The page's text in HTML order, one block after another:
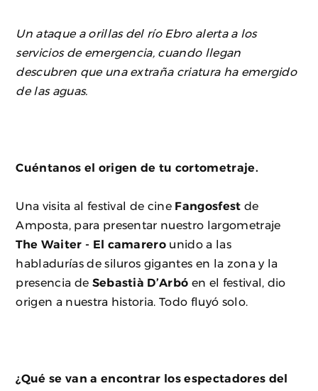
Un ataque a orillas del río Ebro alerta a los
servicios de emergencia, cuando llegan
descubren que una extraña criatura ha emergido
de las aguas.
Cuéntanos el origen de tu cortometraje.
Una visita al festival de cine Fangosfest de
Amposta, para presentar nuestro largometraje
The Waiter - El camarero unido a las
habladurías de siluros gigantes en la zona y la
presencia de Sebastià D’Arbó en el festival, dio
origen a nuestra historia. Todo fluyó solo.
¿Qué se van a encontrar los espectadores del